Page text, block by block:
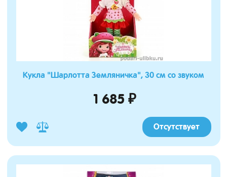
Кукла "Шарлотта Земляничка", 30 см со звуком
1 685 ₽
Отсутствует